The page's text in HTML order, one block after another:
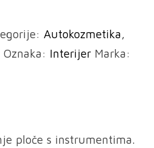
Autokozmetika,
Oznaka: Interijer Marka:
ploče s instrumentima.